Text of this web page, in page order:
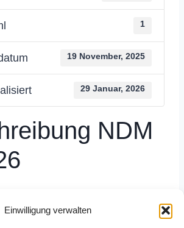
Einwilligung verwalten
1
19 November, 2025
29 Januar, 2026
NDM